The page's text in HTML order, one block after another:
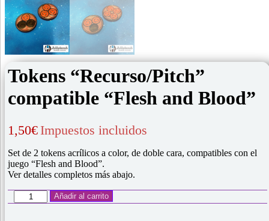
Tokens “Recurso/Pitch”
compatible “Flesh and Blood”
1,50€ Impuestos incluidos
Set de 2 tokens acrílicos a color, de doble cara, compatibles con el
juego “Flesh and Blood”.
Ver detalles completos más abajo.
Tokens
"Recurso/Pitch"
Añadir al carrito